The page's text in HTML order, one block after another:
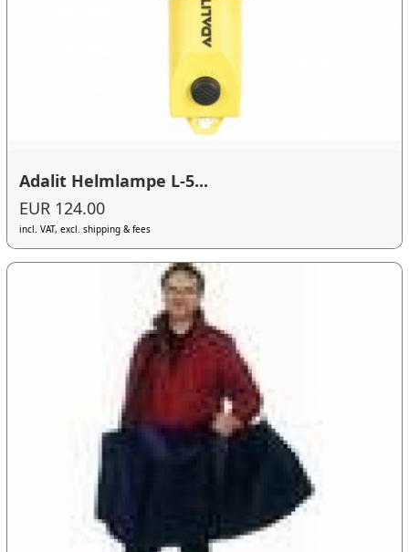
Adalit Helmlampe L-5...
EUR 124.00
incl. VAT, excl. shipping & fees